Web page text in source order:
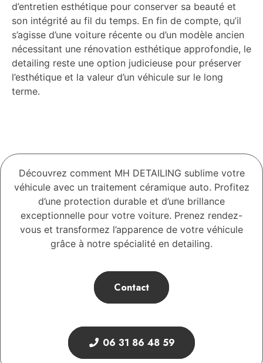
d’entretien esthétique pour conserver sa beauté et
son intégrité au fil du temps. En fin de compte, qu’il
s’agisse d’une voiture récente ou d’un modèle ancien
nécessitant une rénovation esthétique approfondie, le
detailing reste une option judicieuse pour préserver
l’esthétique et la valeur d’un véhicule sur le long
terme.
Découvrez comment MH DETAILING sublime votre
véhicule avec un traitement céramique auto. Profitez
d’une protection durable et d’une brillance
exceptionnelle pour votre voiture. Prenez rendez-
vous et transformez l’apparence de votre véhicule
grâce à notre spécialité en detailing.
Contact
06 31 86 48 59